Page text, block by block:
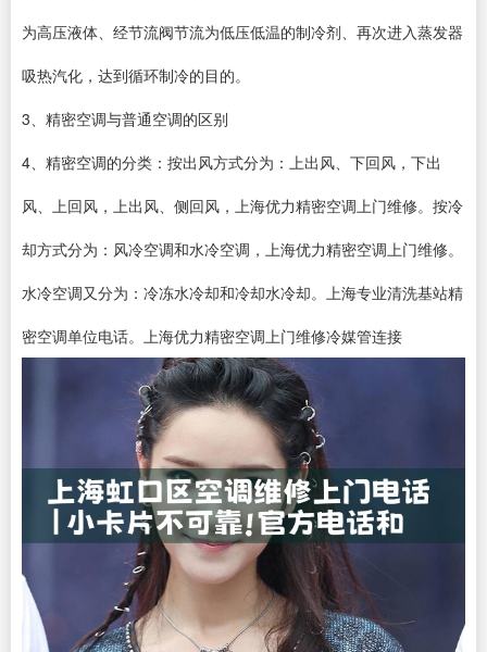
为高压液体、经节流阀节流为低压低温的制冷剂、再次进入蒸发器
吸热汽化，达到循环制冷的目的。
3、精密空调与普通空调的区别
4、精密空调的分类：按出风方式分为：上出风、下回风，下出
风、上回风，上出风、侧回风，上海优力精密空调上门维修。按冷
却方式分为：风冷空调和水冷空调，上海优力精密空调上门维修。
水冷空调又分为：冷冻水冷却和冷却水冷却。上海专业清洗基站精
密空调单位电话。上海优力精密空调上门维修冷媒管连接